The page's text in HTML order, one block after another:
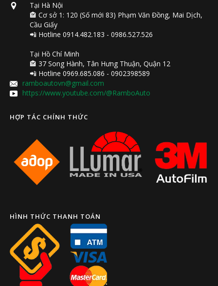
Tại Hà Nội
🏤 Cơ sở 1: 120 (Số mới 83) Phạm Văn Đồng, Mai Dịch,
Cầu Giấy
📲 Hotline 0914.482.183 - 0986.527.526
Tại Hồ Chí Minh
🏤 37 Song Hành, Tân Hưng Thuận, Quận 12
📲 Hotline 0969.685.086 - 0902398589
ramboautovn@gmail.com
https://www.youtube.com/@RamboAuto
HỢP TÁC CHÍNH THỨC
HÌNH THỨC THANH TOÁN